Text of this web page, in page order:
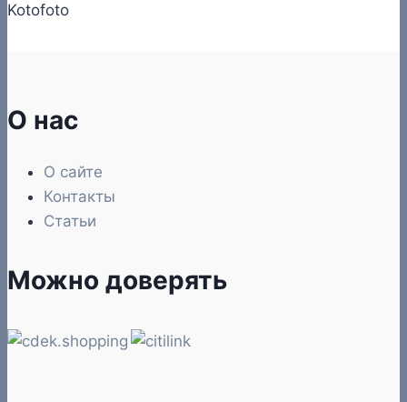
Kotofoto
О нас
О сайте
Контакты
Статьи
Можно доверять